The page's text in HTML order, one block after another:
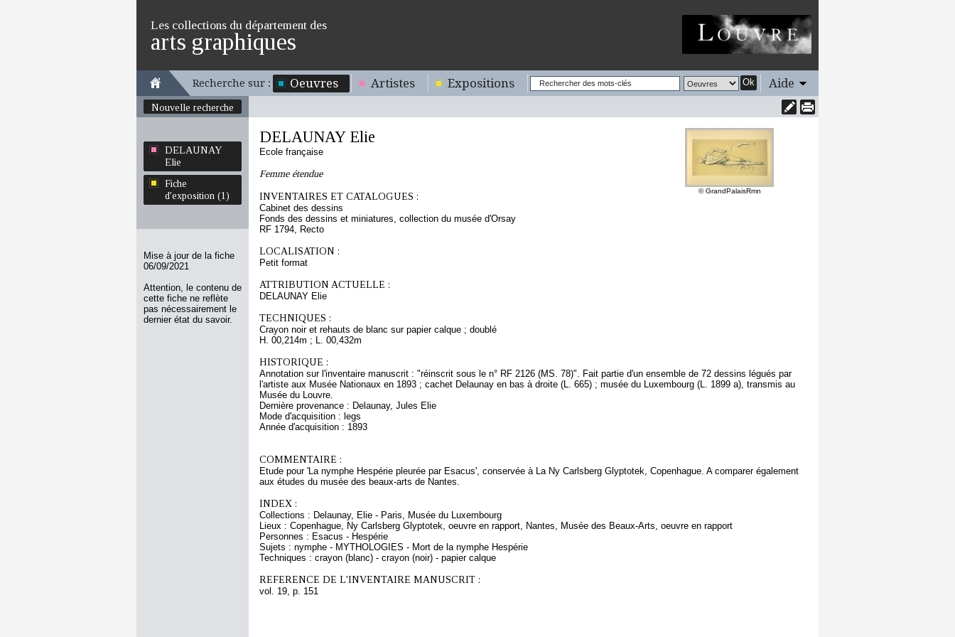
Les collections du département des
arts graphiques
Recherche sur : Oeuvres Artistes Expositions Ok Aide
Nouvelle recherche
DELAUNAY
Elie
Fiche
d'exposition (1)
Mise à jour de la fiche
06/09/2021
Attention, le contenu de
cette fiche ne reflète
pas nécessairement le
dernier état du savoir.
© GrandPalaisRmn
DELAUNAY Elie
Ecole française
Femme étendue
INVENTAIRES ET CATALOGUES :
Cabinet des dessins
Fonds des dessins et miniatures, collection du musée d'Orsay
RF 1794, Recto
LOCALISATION :
Petit format
ATTRIBUTION ACTUELLE :
DELAUNAY Elie
TECHNIQUES :
Crayon noir et rehauts de blanc sur papier calque ; doublé
H. 00,214m ; L. 00,432m
HISTORIQUE :
Annotation sur l'inventaire manuscrit : "réinscrit sous le n° RF 2126 (MS. 78)". Fait partie d'un ensemble de 72 dessins légués par
l'artiste aux Musée Nationaux en 1893 ; cachet Delaunay en bas à droite (L. 665) ; musée du Luxembourg (L. 1899 a), transmis au
Musée du Louvre.
Dernière provenance : Delaunay, Jules Elie
Mode d'acquisition : legs
Année d'acquisition : 1893
COMMENTAIRE :
Etude pour 'La nymphe Hespérie pleurée par Esacus', conservée à La Ny Carlsberg Glyptotek, Copenhague. A comparer également
aux études du musée des beaux-arts de Nantes.
INDEX :
Collections : Delaunay, Elie - Paris, Musée du Luxembourg
Lieux : Copenhague, Ny Carlsberg Glyptotek, oeuvre en rapport, Nantes, Musée des Beaux-Arts, oeuvre en rapport
Personnes : Esacus - Hespérie
Sujets : nymphe - MYTHOLOGIES - Mort de la nymphe Hespérie
Techniques : crayon (blanc) - crayon (noir) - papier calque
REFERENCE DE L'INVENTAIRE MANUSCRIT :
vol. 19, p. 151